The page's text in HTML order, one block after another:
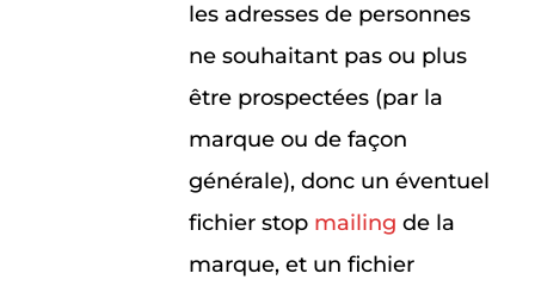
les adresses de personnes
ne souhaitant pas ou plus
être prospectées (par la
marque ou de façon
générale), donc un éventuel
fichier stop mailing de la
marque, et un fichier